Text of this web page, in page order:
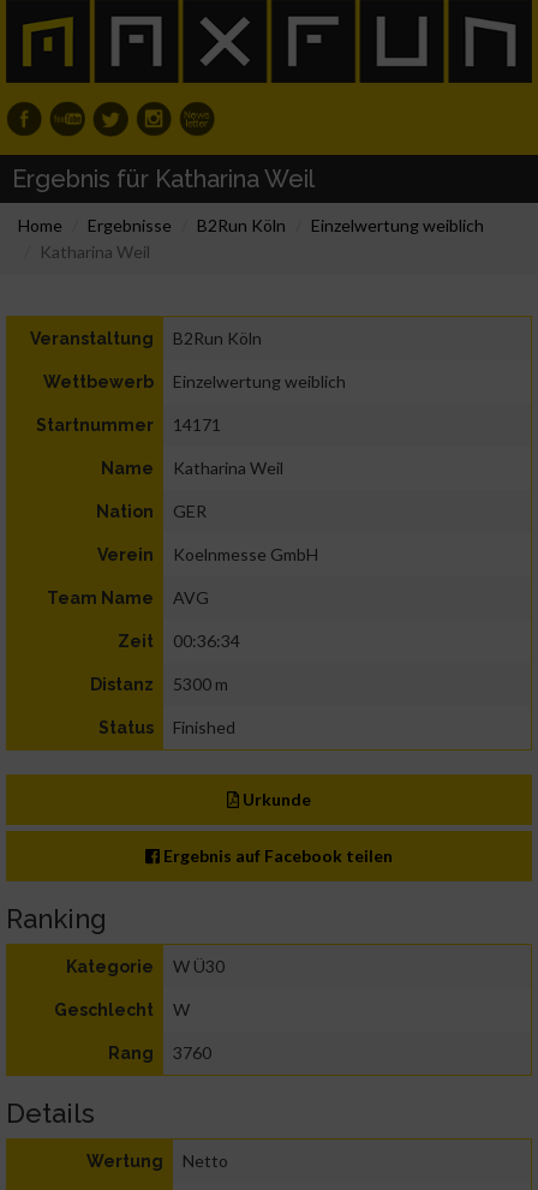
Ergebnis für Katharina Weil
Home Ergebnisse B2Run Köln
Einzelwertung weiblich
Katharina Weil
Veranstaltung B2Run Köln
Wettbewerb Einzelwertung weiblich
Startnummer 14171
Name Katharina Weil
Nation GER
Verein Koelnmesse GmbH
Team Name AVG
Zeit 00:36:34
Distanz 5300 m
Status Finished
Urkunde
Ergebnis auf Facebook teilen
Ranking
Kategorie W Ü30
Geschlecht W
Rang 3760
Details
Wertung Netto